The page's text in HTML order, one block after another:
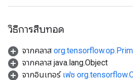
วิธีการสืบทอด
จากคลาส
จากคลาส java.lang.Object
จากอินเทอร์ เฟซ